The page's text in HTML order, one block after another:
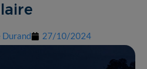
Durand 27/10/2024